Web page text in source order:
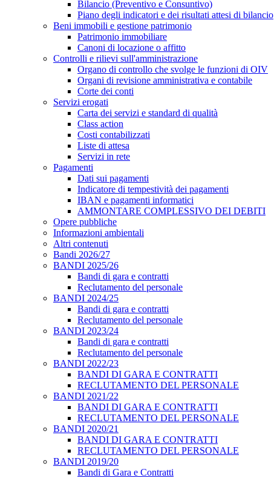
Bilancio (Preventivo e Consuntivo)
Piano degli indicatori e dei risultati attesi di bilancio
Beni immobili e gestione patrimonio
Patrimonio immobiliare
Canoni di locazione o affitto
Controlli e rilievi sull'amministrazione
Organo di controllo che svolge le funzioni di OIV
Organi di revisione amministrativa e contabile
Corte dei conti
Servizi erogati
Carta dei servizi e standard di qualità
Class action
Costi contabilizzati
Liste di attesa
Servizi in rete
Pagamenti
Dati sui pagamenti
Indicatore di tempestività dei pagamenti
IBAN e pagamenti informatici
AMMONTARE COMPLESSIVO DEI DEBITI
Opere pubbliche
Informazioni ambientali
Altri contenuti
Bandi 2026/27
BANDI 2025/26
Bandi di gara e contratti
Reclutamento del personale
BANDI 2024/25
Bandi di gara e contratti
Reclutamento del personale
BANDI 2023/24
Bandi di gara e contratti
Reclutamento del personale
BANDI 2022/23
BANDI DI GARA E CONTRATTI
RECLUTAMENTO DEL PERSONALE
BANDI 2021/22
BANDI DI GARA E CONTRATTI
RECLUTAMENTO DEL PERSONALE
BANDI 2020/21
BANDI DI GARA E CONTRATTI
RECLUTAMENTO DEL PERSONALE
BANDI 2019/20
Bandi di Gara e Contratti